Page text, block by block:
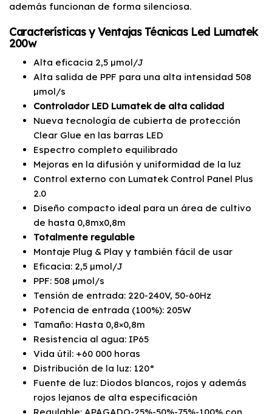
además funcionan de forma silenciosa.
Características y Ventajas Técnicas Led Lumatek
200w
Alta eficacia 2,5 µmol/J
Alta salida de PPF para una alta intensidad 508
µmol/s
Controlador LED Lumatek de alta calidad
Nueva tecnología de cubierta de protección
Clear Glue en las barras LED
Espectro completo equilibrado
Mejoras en la difusión y uniformidad de la luz
Control externo con Lumatek Control Panel Plus
2.0
Diseño compacto ideal para un área de cultivo
de hasta 0,8mx0,8m
Totalmente regulable
Montaje Plug & Play y también fácil de usar
Eficacia: 2,5 µmol/J
PPF: 508 µmol/s
Tensión de entrada: 220-240V, 50-60Hz
Potencia de entrada (100%): 205W
Tamaño: Hasta 0,8×0,8m
Resistencia al agua: IP65
Vida útil: +60 000 horas
Distribución de la luz: 120°
Fuente de luz: Diodos blancos, rojos y además
rojos lejanos de alta especificación